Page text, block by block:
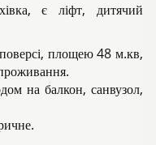
є ліфт, дитячий
площею 48 м.кв,
на балкон, санвузол,